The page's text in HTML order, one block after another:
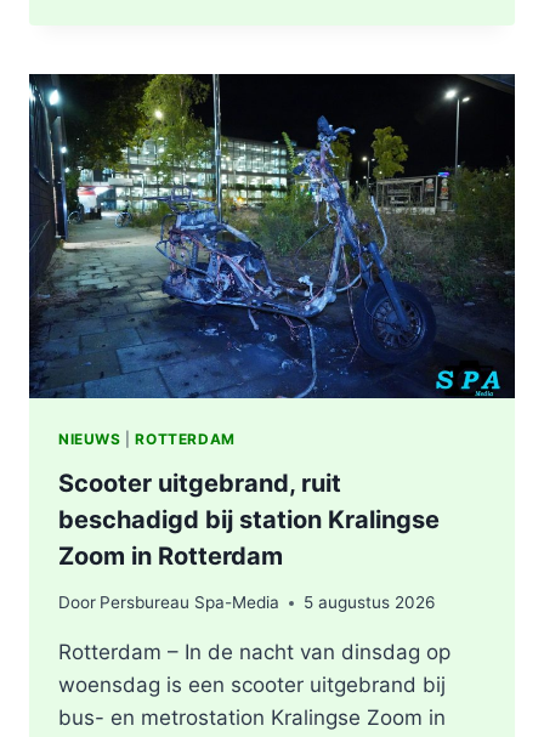
WONING
TIJDENS
WERKZAAMHEDEN
AAN
LIEVEN
DE
KEYSTRAAT
IN
ROTTERDAM
NIEUWS |ROTTERDAM
Scooter uitgebrand, ruit
beschadigd bij station Kralingse
Zoom in Rotterdam
Door Persbureau Spa-Media 5 augustus 2026
Rotterdam – In de nacht van dinsdag op
woensdag is een scooter uitgebrand bij
bus- en metrostation Kralingse Zoom in